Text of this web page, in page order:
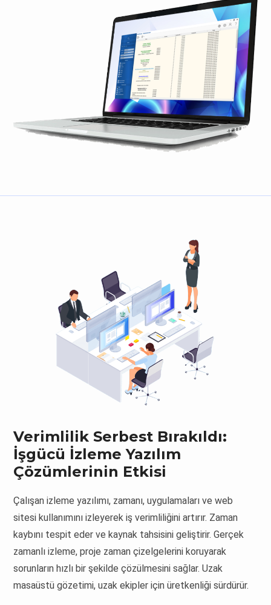
Verimlilik Serbest Bırakıldı:
İşgücü İzleme Yazılım
Çözümlerinin Etkisi
Çalışan izleme yazılımı, zamanı, uygulamaları ve web
sitesi kullanımını izleyerek iş verimliliğini artırır. Zaman
kaybını tespit eder ve kaynak tahsisini geliştirir. Gerçek
zamanlı izleme, proje zaman çizelgelerini koruyarak
sorunların hızlı bir şekilde çözülmesini sağlar. Uzak
masaüstü gözetimi, uzak ekipler için üretkenliği sürdürür.